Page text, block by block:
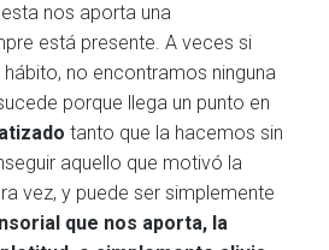
nos aporta una
está presente. A veces si
no encontramos ninguna
porque llega un punto en
tanto que la hacemos sin
aquello que motivó la
vez, y puede ser simplemente
que nos aporta, la